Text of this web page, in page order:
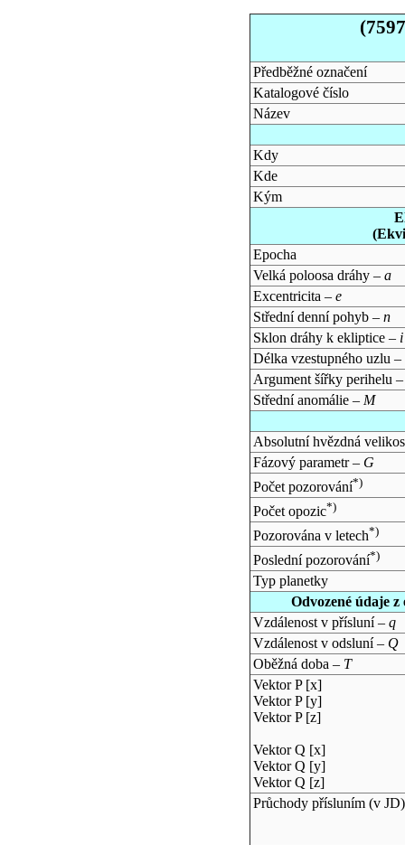
Předběžné označení
Katalogové číslo
Název
Kdy
Kde
Kým
Epocha
Velká poloosa dráhy – a
Excentricita – e
Střední denní pohyb – n
Sklon dráhy k ekliptice – i
Délka vzestupného uzlu –
Argument šířky perihelu
Střední anomálie – M
Absolutní hvězdná
Fázový parametr – G
Počet pozorování*)
Počet opozic*)
Pozorována v letech*)
Poslední pozorování*)
Typ planetky
Odvozené údaje
Vzdálenost v přísluní – q
Vzdálenost v odsluní – Q
Oběžná doba – T
Vektor P [x]
Vektor P [y]
Vektor P [z]
Vektor Q [x]
Vektor Q [y]
Vektor Q [z]
Průchody přísluním (v JD)